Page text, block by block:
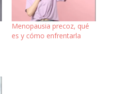
Menopausia precoz, qué
es y cómo enfrentarla